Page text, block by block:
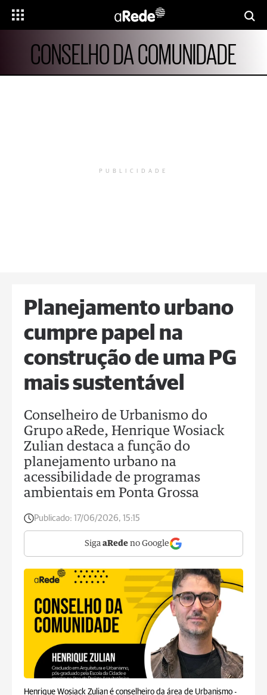
CONSELHO DA COMUNIDADE
PUBLICIDADE
Planejamento urbano
cumpre papel na
construção de uma PG
mais sustentável
Conselheiro de Urbanismo do
Grupo aRede, Henrique Wosiack
Zulian destaca a função do
planejamento urbano na
acessibilidade de programas
ambientais em Ponta Grossa
Publicado: 17/06/2026, 15:15
Siga aRede no Google
Henrique Wosiack Zulian é conselheiro da área de Urbanismo -